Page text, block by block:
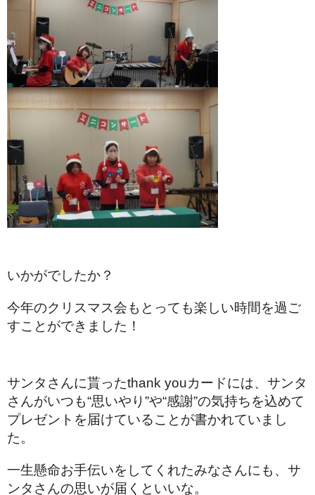
いかがでしたか？
今年のクリスマス会もとっても楽しい時間を過ご
すことができました！
サンタさんに貰ったthank youカードには、サンタ
さんがいつも“思いやり”や“感謝”の気持ちを込めて
プレゼントを届けていることが書かれていまし
た。
一生懸命お手伝いをしてくれたみなさんにも、サ
ンタさんの思いが届くといいな。